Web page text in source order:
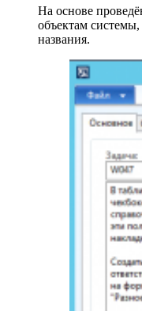
На основе
объектам
названия.